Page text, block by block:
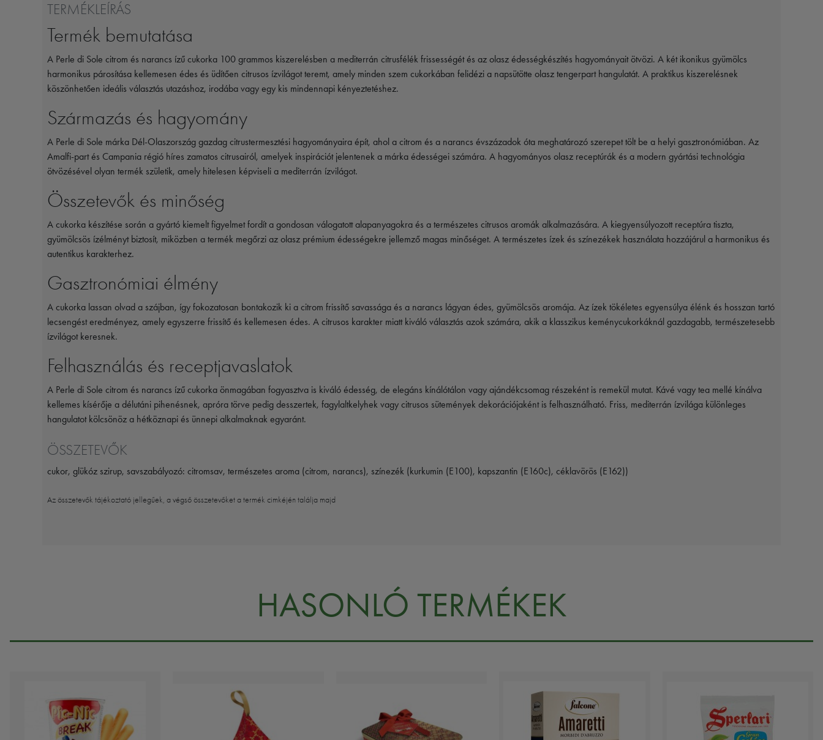
TERMÉKLEÍRÁS
Termék bemutatása
A Perle di Sole citrom és narancs ízű cukorka 100 grammos kiszerelésben a mediterrán citrusfélék frissességét és az olasz édességkészítés hagyományait ötvözi. A két ikonikus gyümölcs
harmonikus párosítása kellemesen édes és üdítően citrusos ízvilágot teremt, amely minden szem cukorkában felidézi a napsütötte olasz tengerpart hangulatát. A praktikus kiszerelésnek
köszönhetően ideális választás utazáshoz, irodába vagy egy kis mindennapi kényeztetéshez.
Származás és hagyomány
A Perle di Sole márka Dél-Olaszország gazdag citrustermesztési hagyományaira épít, ahol a citrom és a narancs évszázadok óta meghatározó szerepet tölt be a helyi gasztronómiában. Az
Amalfi-part és Campania régió híres zamatos citrusairól, amelyek inspirációt jelentenek a márka édességei számára. A hagyományos olasz receptúrák és a modern gyártási technológia
ötvözésével olyan termék születik, amely hitelesen képviseli a mediterrán ízvilágot.
Összetevők és minőség
A cukorka készítése során a gyártó kiemelt figyelmet fordít a gondosan válogatott alapanyagokra és a természetes citrusos aromák alkalmazására. A kiegyensúlyozott receptúra tiszta,
gyümölcsös ízélményt biztosít, miközben a termék megőrzi az olasz prémium édességekre jellemző magas minőséget. A természetes ízek és színezékek használata hozzájárul a harmonikus és
autentikus karakterhez.
Gasztronómiai élmény
A cukorka lassan olvad a szájban, így fokozatosan bontakozik ki a citrom frissítő savassága és a narancs lágyan édes, gyümölcsös aromája. Az ízek tökéletes egyensúlya élénk és hosszan tartó
lecsengést eredményez, amely egyszerre frissítő és kellemesen édes. A citrusos karakter miatt kiváló választás azok számára, akik a klasszikus keménycukorkáknál gazdagabb, természetesebb
ízvilágot keresnek.
Felhasználás és receptjavaslatok
A Perle di Sole citrom és narancs ízű cukorka önmagában fogyasztva is kiváló édesség, de elegáns kínálótálon vagy ajándékcsomag részeként is remekül mutat. Kávé vagy tea mellé kínálva
kellemes kísérője a délutáni pihenésnek, apróra törve pedig desszertek, fagylaltkelyhek vagy citrusos sütemények dekorációjaként is felhasználható. Friss, mediterrán ízvilága különleges
hangulatot kölcsönöz a hétköznapi és ünnepi alkalmaknak egyaránt.
ÖSSZETEVŐK
cukor, glükóz szirup, savszabályozó: citromsav, természetes aroma (citrom, narancs), színezék (kurkumin (E100), kapszantin (E160c), céklavörös (E162))
Az összetevők tájékoztató jellegűek, a végső összetevőket a termék cimkéjén találja majd
HASONLÓ TERMÉKEK